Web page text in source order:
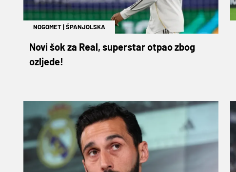
NOGOMET|ŠPANJOLSKA
Novi šok za Real, superstar otpao zbog
ozljede!